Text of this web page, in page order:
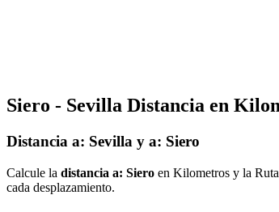
Siero - Sevilla Distancia en
Distancia a: Sevilla y a: Siero
Calcule la distancia a: Siero en Kilometros y la
cada desplazamiento.